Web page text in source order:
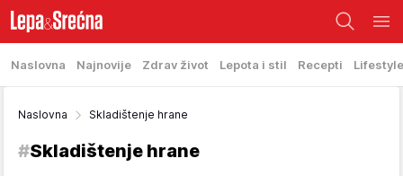
Naslovna Najnovije Zdrav život Lepota i stil Recepti Lifestyle
Naslovna Skladištenje hrane
#Skladištenje hrane